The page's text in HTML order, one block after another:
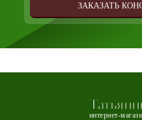
ЗАКАЗАТЬ
интернет-